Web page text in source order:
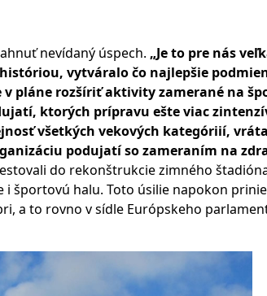
nevídaný úspech. „Je to pre nás
vytváralo čo najlepšie
pláne rozšíriť aktivity zamerané na
ktorých prípravu ešte viac
všetkých vekových kategóriií,
podujatí so zameraním na
do rekonštrukcie zimného
i športovú halu. Toto úsilie napokon
a to rovno v sídle Európskeho